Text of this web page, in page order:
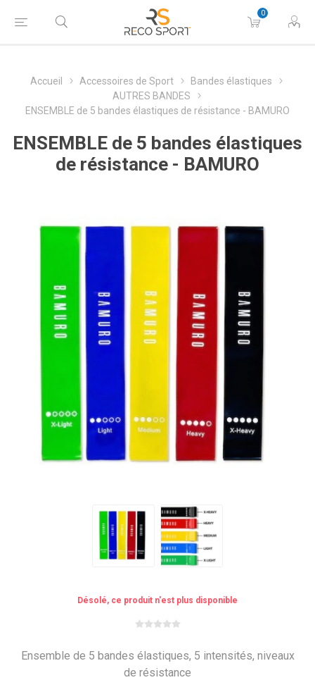
0
Accueil Accessoires de Sport
Bandes élastiques
AUTRES BANDES
ENSEMBLE de 5 bandes élastiques de résistance - BAMURO
ENSEMBLE de 5 bandes élastiques
de résistance - BAMURO
Désolé, ce produit n'est plus disponible
Ensemble de 5 bandes élastiques, 5 intensités, niveaux
de résistance